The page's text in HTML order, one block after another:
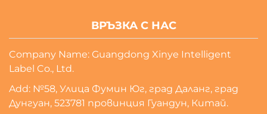
ВРЪЗКА С НАС
Company Name: Guangdong Xinye Intelligent
Label Co., Ltd.
Add: №58, Улица Фумин Юг, град Даланг, град
Дунгуан, 523781 провинция Гуандун, Китай.